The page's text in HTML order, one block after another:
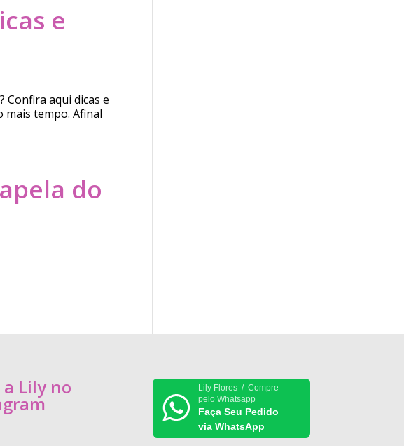
e
Confira aqui dicas e
mais tempo. Afinal
do
Lily no
Lily Flores / Compre
pelo Whatsapp
Faça Seu Pedido
via WhatsApp